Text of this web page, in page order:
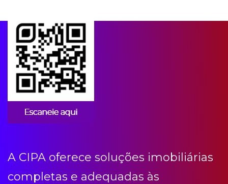
A CIPA oferece soluções imobiliárias
completas e adequadas às